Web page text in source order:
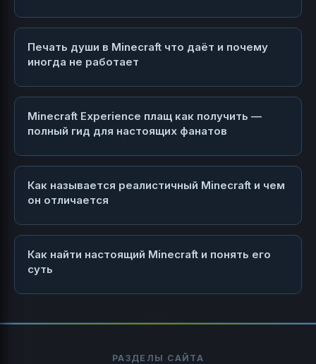
Печать души в Minecraft что даёт и почему
иногда не работает
Minecraft Experience плащ как получить —
полный гид для настоящих фанатов
Как называется реалистичный Minecraft и чем
он отличается
Как найти настоящий Minecraft и понять его
суть
РАЗДЕЛЫ САЙТА